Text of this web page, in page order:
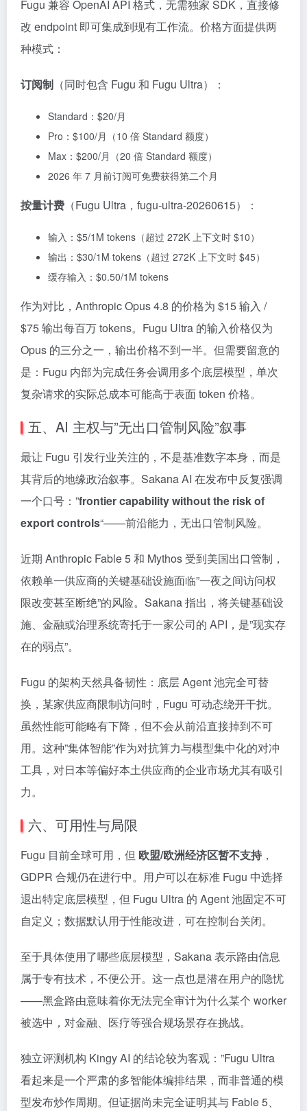
Fugu 兼容 OpenAI API 格式，无需独家 SDK，直接修
改 endpoint 即可集成到现有工作流。价格方面提供两
种模式：
订阅制 （同时包含 Fugu 和 Fugu Ultra）：
Standard：$20/月
Pro：$100/月（10 倍 Standard 额度）
Max：$200/月（20 倍 Standard 额度）
2026 年 7 月前订阅可免费获得第二个月
按量计费 （Fugu Ultra，fugu-ultra-20260615）：
输入： $5/1M tokens（超过 272K 上下文时 $10）
输出： $30/1M tokens（超过 272K 上下文时 $45）
缓存输入：$0.50/1M tokens
作为对比，Anthropic Opus 4.8 的价格为 $15 输入 /
$75 输出每百万 tokens。Fugu Ultra 的输入价格仅为
Opus 的三分之一，输出价格不到一半。但需要留意的
是：Fugu 内部为完成任务会调用多个底层模型，单次
复杂请求的实际总成本可能高于表面 token 价格。
五、AI 主权与”无出口管制风险”叙事
最让 Fugu 引发行业关注的，不是基准数字本身，而是
其背后的地缘政治叙事。Sakana AI 在发布中反复强调
一个口号：”frontier capability without the risk of
export controls“——前沿能力，无出口管制风险。
近期 Anthropic Fable 5 和 Mythos 受到美国出口管制，
依赖单一供应商的关键基础设施面临”一夜之间访问权
限改变甚至断绝”的风险。Sakana 指出，将关键基础设
施、金融或治理系统寄托于一家公司的 API，是”现实存
在的弱点”。
Fugu 的架构天然具备韧性：底层 Agent 池完全可替
换，某家供应商限制访问时，Fugu 可动态绕开干扰。
虽然性能可能略有下降，但不会从前沿直接掉到不可
用。这种”集体智能”作为对抗算力与模型集中化的对冲
工具，对日本等偏好本土供应商的企业市场尤其有吸引
力。
六、可用性与局限
Fugu 目前全球可用，但 欧盟/欧洲经济区暂不支持 ，
GDPR 合规仍在进行中。用户可以在标准 Fugu 中选择
退出特定底层模型，但 Fugu Ultra 的 Agent 池固定不可
自定义；数据默认用于性能改进，可在控制台关闭。
至于具体使用了哪些底层模型，Sakana 表示路由信息
属于专有技术，不便公开。这一点也是潜在用户的隐忧
——黑盒路由意味着你无法完全审计为什么某个 worker
被选中，对金融、医疗等强合规场景存在挑战。
独立评测机构 Kingy AI 的结论较为客观：”Fugu Ultra
看起来是一个严肃的多智能体编排结果，而非普通的模
型发布炒作周期。但证据尚未完全证明其与 Fable 5、